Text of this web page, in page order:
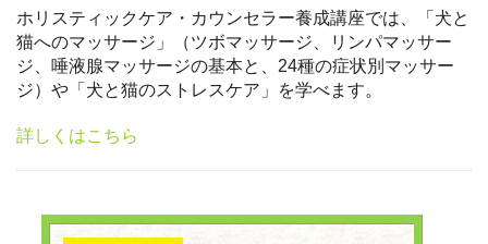
ホリスティックケア・カウンセラー養成講座では、「犬と
猫へのマッサージ」（ツボマッサージ、リンパマッサー
ジ、唾液腺マッサージの基本と、24種の症状別マッサー
ジ）や「犬と猫のストレスケア」を学べます。
詳しくはこちら